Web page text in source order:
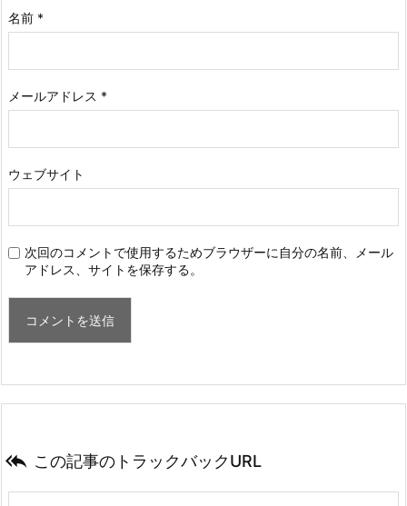
名前 *
メールアドレス *
ウェブサイト
次回のコメントで使用するためブラウザーに自分の名前、メール
アドレス、サイトを保存する。
 この記事のトラックバックURL